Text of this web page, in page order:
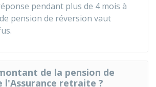
pendant plus de 4 mois à
pension de réversion vaut
de la pension de
l'Assurance retraite ?